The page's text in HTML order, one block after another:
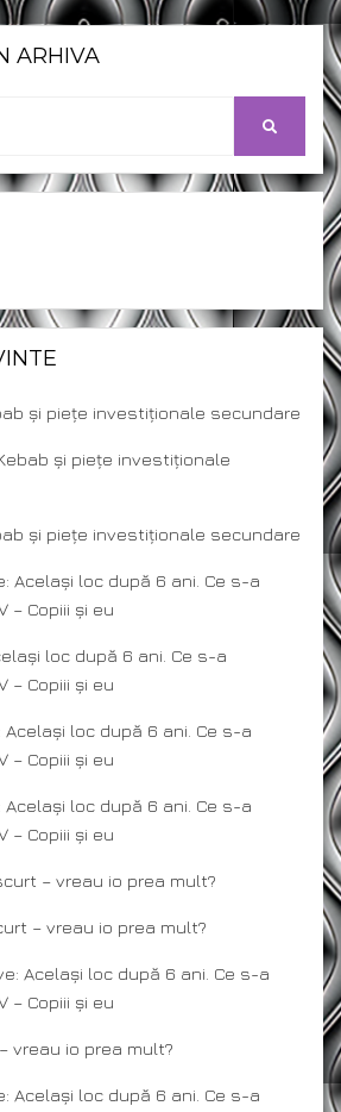
ARHIVA
SEARCH
și piețe investiționale secundare
și piețe investiționale
și piețe investiționale secundare
Același loc după 6 ani. Ce s-a
– Copiii și eu
loc după 6 ani. Ce s-a
– Copiii și eu
Același loc după 6 ani. Ce s-a
– Copiii și eu
Același loc după 6 ani. Ce s-a
– Copiii și eu
– vreau io prea mult?
– vreau io prea mult?
Același loc după 6 ani. Ce s-a
– Copiii și eu
vreau io prea mult?
Același loc după 6 ani. Ce s-a